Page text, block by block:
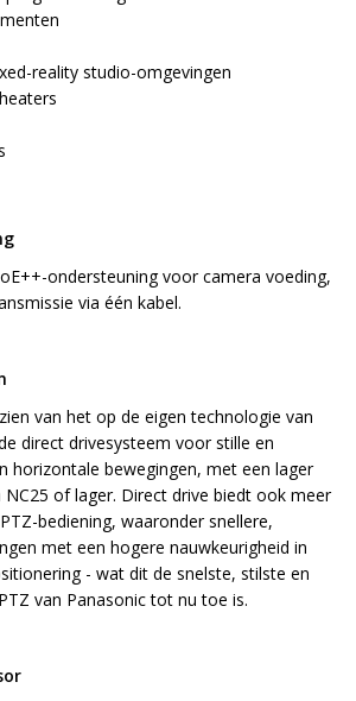
reality studio-omgevingen
ondersteuning voor camera voeding,
via één kabel.
van het op de eigen technologie van
direct drivesysteem voor stille en
horizontale bewegingen, met een lager
NC25 of lager. Direct drive biedt ook meer
bediening, waaronder snellere,
met een hogere nauwkeurigheid in
- wat dit de snelste, stilste en
van Panasonic tot nu toe is.